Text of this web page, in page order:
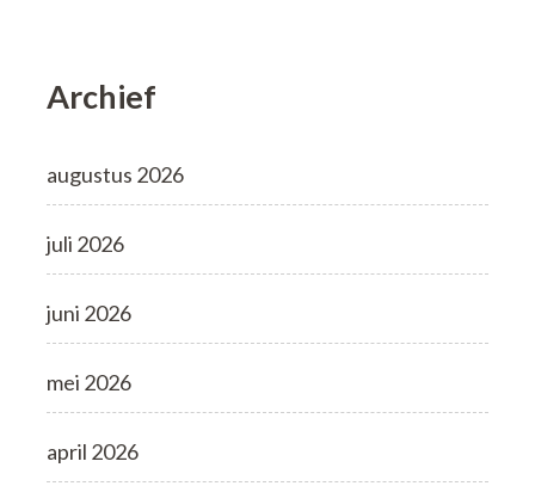
Archief
augustus 2026
juli 2026
juni 2026
mei 2026
april 2026